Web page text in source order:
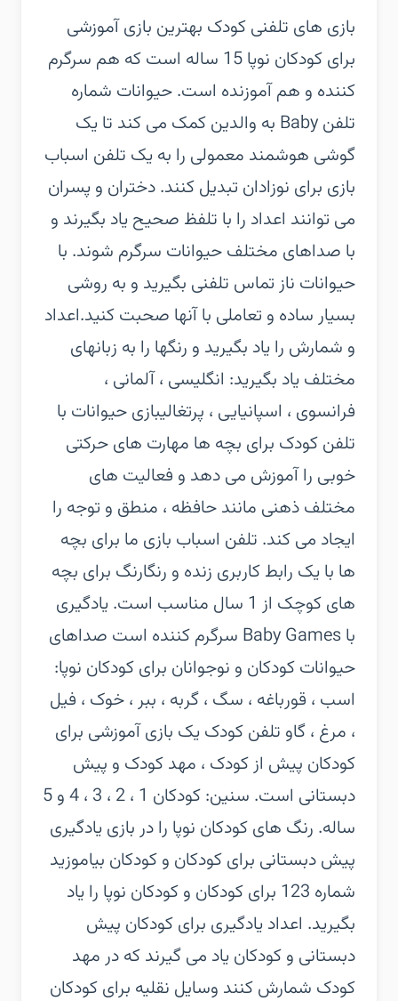
‏‏بازی های تلفنی کودک بهترین بازی آموزشی
برای کودکان نوپا 15 ساله است که هم سرگرم
کننده و هم آموزنده است. حیوانات شماره
تلفن Baby به والدین کمک می کند تا یک
گوشی هوشمند معمولی را به یک تلفن اسباب
بازی برای نوزادان تبدیل کنند. دختران و پسران
می توانند اعداد را با تلفظ صحیح یاد بگیرند و
با صداهای مختلف حیوانات سرگرم شوند. با
حیوانات ناز تماس تلفنی بگیرید و به روشی
بسیار ساده و تعاملی با آنها صحبت کنید.‏اعداد
و شمارش را یاد بگیرید و رنگها را به زبانهای
مختلف یاد بگیرید: انگلیسی ، آلمانی ،
فرانسوی ، اسپانیایی ، پرتغالی‏بازی حیوانات با
تلفن کودک برای بچه ها مهارت های حرکتی
خوبی را آموزش می دهد و فعالیت های
مختلف ذهنی مانند حافظه ، منطق و توجه را
ایجاد می کند. تلفن اسباب بازی ما برای بچه
ها با یک رابط کاربری زنده و رنگارنگ برای بچه
های کوچک از 1 سال مناسب است. یادگیری
با Baby Games سرگرم کننده است‏ صداهای
حیوانات کودکان و نوجوانان برای کودکان نوپا:
اسب ، قورباغه ، سگ ، گربه ، ببر ، خوک ، فیل
، مرغ ، گاو‏ تلفن کودک یک بازی آموزشی برای
کودکان پیش از کودک ، مهد کودک و پیش
دبستانی است. سنین: کودکان 1 ، 2 ، 3 ، 4 و 5
ساله.‏ رنگ های کودکان نوپا را در بازی یادگیری
پیش دبستانی برای کودکان و کودکان بیاموزید‏
شماره 123 برای کودکان و کودکان نوپا را یاد
بگیرید. اعداد یادگیری برای کودکان پیش
دبستانی و کودکان یاد می گیرند که در مهد
کودک شمارش کنند‏ وسایل نقلیه برای کودکان